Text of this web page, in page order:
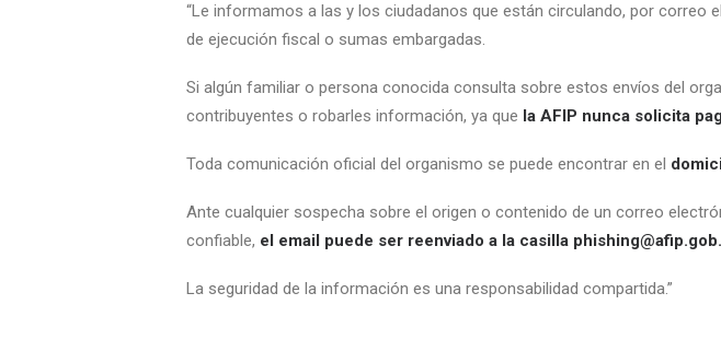
“Le informamos a las y los ciudadanos que están circulando, por
de ejecución fiscal o sumas embargadas.
Si algún familiar o persona conocida consulta sobre estos envíos del
contribuyentes o robarles información, ya que la AFIP nunca solicita
Toda comunicación oficial del organismo se puede encontrar en el
Ante cualquier sospecha sobre el origen o contenido de un correo
confiable, el email puede ser reenviado a la casilla
La seguridad de la información es una responsabilidad compartida.”